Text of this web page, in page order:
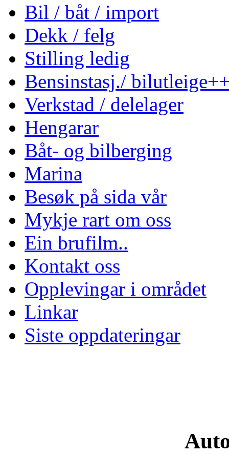
Bil / båt / import
Dekk / felg
Stilling ledig
Bensinstasj./
Verkstad / delelager
Hengarar
Båt- og bilberging
Marina
Besøk på sida vår
Mykje rart om oss
Ein brufilm..
Kontakt oss
Opplevingar i området
Linkar
Siste oppdateringar